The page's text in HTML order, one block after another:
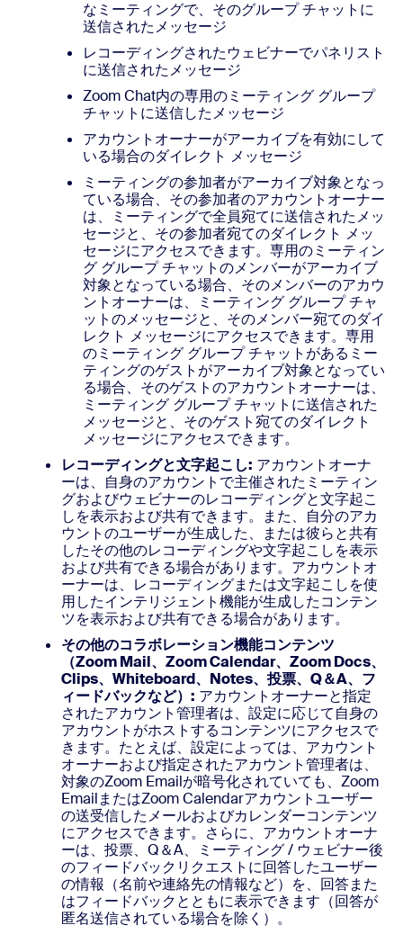
なミーティングで、そのグループ チャットに
送信されたメッセージ
レコーディングされたウェビナーでパネリスト
に送信されたメッセージ
Zoom Chat内の専用のミーティング グループ
チャットに送信したメッセージ
アカウントオーナーがアーカイブを有効にして
いる場合のダイレクト メッセージ
ミーティングの参加者がアーカイブ対象となっ
ている場合、その参加者のアカウントオーナー
は、ミーティングで全員宛てに送信されたメッ
セージと、その参加者宛てのダイレクト メッ
セージにアクセスできます。専用のミーティン
グ グループ チャットのメンバーがアーカイブ
対象となっている場合、そのメンバーのアカウ
ントオーナーは、ミーティング グループ チャ
ットのメッセージと、そのメンバー宛てのダイ
レクト メッセージにアクセスできます。専用
のミーティング グループ チャットがあるミー
ティングのゲストがアーカイブ対象となってい
る場合、そのゲストのアカウントオーナーは、
ミーティング グループ チャットに送信された
メッセージと、そのゲスト宛てのダイレクト
メッセージにアクセスできます。
レコーディングと文字起こし: アカウントオーナ
ーは、自身のアカウントで主催されたミーティン
グおよびウェビナーのレコーディングと文字起こ
しを表示および共有できます。また、自分のアカ
ウントのユーザーが生成した、または彼らと共有
したその他のレコーディングや文字起こしを表示
および共有できる場合があります。アカウントオ
ーナーは、レコーディングまたは文字起こしを使
用したインテリジェント機能が生成したコンテン
ツを表示および共有できる場合があります。
その他のコラボレーション機能コンテンツ
（Zoom Mail、Zoom Calendar、Zoom Docs、
Clips、Whiteboard、Notes、投票、Q＆A、フ
ィードバックなど）: アカウントオーナーと指定
されたアカウント管理者は、設定に応じて自身の
アカウントがホストするコンテンツにアクセスで
きます。たとえば、設定によっては、アカウント
オーナーおよび指定されたアカウント管理者は、
対象のZoom Emailが暗号化されていても、Zoom
EmailまたはZoom Calendarアカウントユーザー
の送受信したメールおよびカレンダーコンテンツ
にアクセスできます。さらに、アカウントオーナ
ーは、投票、Q＆A、ミーティング / ウェビナー後
のフィードバックリクエストに回答したユーザー
の情報（名前や連絡先の情報など）を、回答また
はフィードバックとともに表示できます（回答が
匿名送信されている場合を除く）。